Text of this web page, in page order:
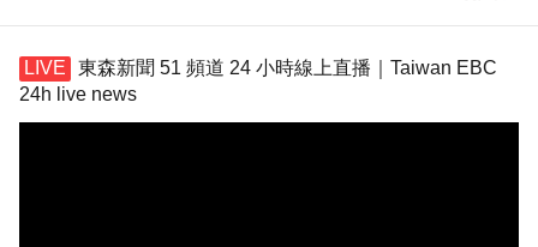
東森新聞 51 頻道 24 小時線上直播｜Taiwan EBC
24h live news